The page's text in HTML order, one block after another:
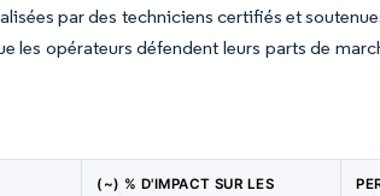
par des techniciens certifiés et
les opérateurs défendent leurs parts de
(~) % D'IMPACT SUR LES